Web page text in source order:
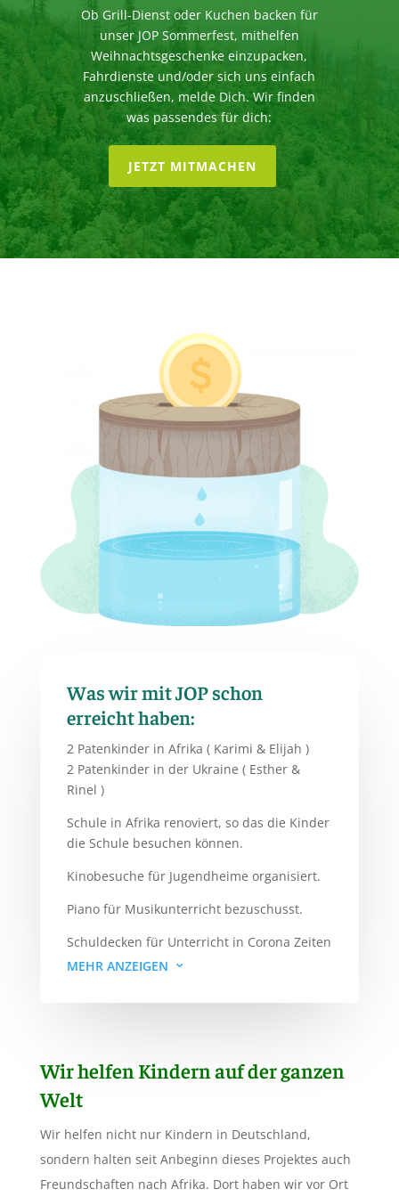
Helft uns mit, denn unser Ziel ist es uns in
eine Stiftung umwandeln zu können, und
dafür brauchen wir viiiele viiiie JOP’ler.
YEEEES, we can 😉
Eure Präsidentin Jiggy Obama
P.S.: Da wir Gemeinnützigkeit anerkannt
bekommen haben, dürfen wir Euch auch
Spendenquittungen ausstellen – also
unterstützt uns 😉
Ob Grill-Dienst oder Kuchen backen für
unser JOP Sommerfest, mithelfen
Weihnachtsgeschenke einzupacken,
Fahrdienste und/oder sich uns einfach
anzuschließen, melde Dich. Wir finden
was passendes für dich:
JETZT MITMACHEN
Was wir mit JOP schon
erreicht haben:
2 Patenkinder in Afrika ( Karimi & Elijah )
2 Patenkinder in der Ukraine ( Esther &
Rinel )
Schule in Afrika renoviert, so das die Kinder
die Schule besuchen können.
Kinobesuche für Jugendheime organisiert.
Piano für Musikunterricht bezuschusst.
Schuldecken für Unterricht in Corona Zeiten
gesponsert.
Zusammenarbeit mit Lidl-Deutschland.
Aktion Anneliese Pohl Stiftung Marburg.
Lawine e.V. Hanau.
Wasserspielplatzes Kita in Rodgau.
MEHR ANZEIGEN 3
Wir helfen Kindern auf der ganzen
Welt
Wir helfen nicht nur Kindern in Deutschland,
sondern halten seit Anbeginn dieses Projektes auch
Freundschaften nach Afrika. Dort haben wir vor Ort